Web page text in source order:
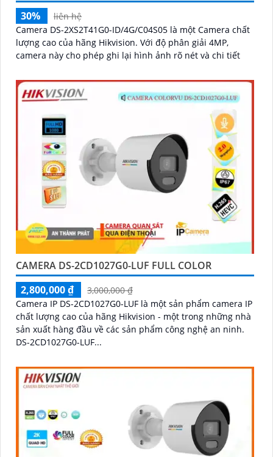
30%
liên hệ
Camera DS-2XS2T41G0-ID/4G/C04S05 là một Camera chất
lượng cao của hãng Hikvision. Với độ phân giải 4MP,
camera này cho phép ghi lại hình ảnh rõ nét và chi tiết
CAMERA DS-2CD1027G0-LUF FULL COLOR
2,800,000 ₫
3,000,000 ₫
Camera IP DS-2CD1027G0-LUF là một sản phẩm camera IP
chất lượng cao của hãng Hikvision - một trong những nhà
sản xuất hàng đầu về các sản phẩm công nghệ an ninh.
DS-2CD1027G0-LUF...